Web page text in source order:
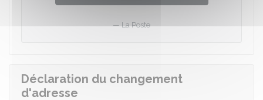
La Poste
Déclaration du changement
d'adresse